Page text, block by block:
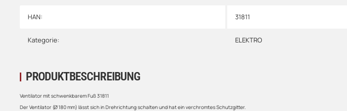
HAN: 31811
Kategorie: ELEKTRO
PRODUKTBESCHREIBUNG
Ventilator mit schwenkbarem Fuß 31811
Der Ventilator (Ø 180 mm) lässt sich in Drehrichtung schalten und hat ein verchromtes Schutzgitter.